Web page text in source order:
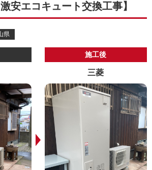
安エコキュート交換工事】
県
施工後
三菱